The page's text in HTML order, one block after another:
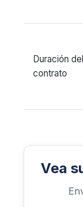
Duración del
contrato
Vea